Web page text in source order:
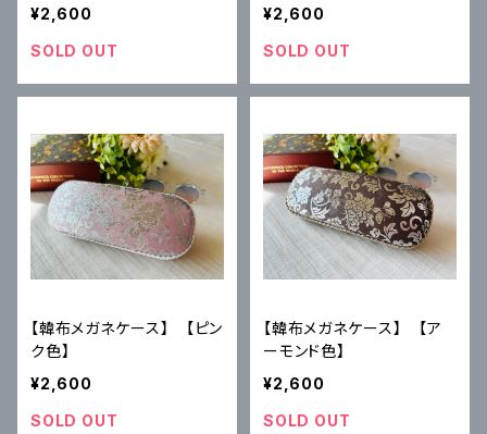
¥2,600
SOLD OUT
¥2,600
SOLD OUT
【韓布メガネケース】 【ピン
ク色】
¥2,600
SOLD OUT
【韓布メガネケース】 【ア
ーモンド色】
¥2,600
SOLD OUT